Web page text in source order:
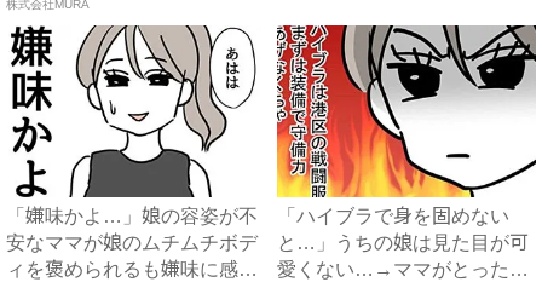
株式会社MURA
「嫌味かよ…」娘の容姿が不
安なママが娘のムチムチボデ
ィを褒められるも嫌味に感じ
「ハイブラで身を固めない
と…」うちの娘は見た目が可
愛くない…→ママがとった衝